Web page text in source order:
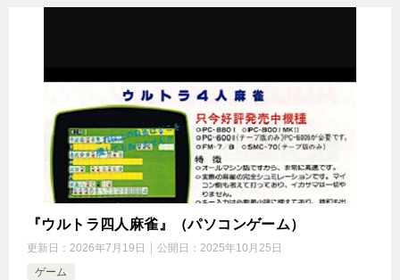
『ウルトラ四人麻雀』（パソコンゲーム）
更新日： 2026年7月19日 公開日： 2025年10月25日
ゲーム